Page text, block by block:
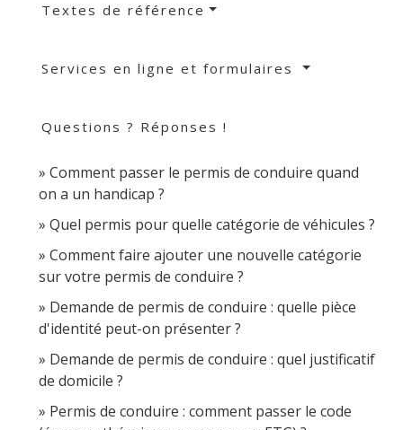
Textes de référence
Services en ligne et formulaires
Questions ? Réponses !
Comment passer le permis de conduire quand
on a un handicap ?
Quel permis pour quelle catégorie de véhicules ?
Comment faire ajouter une nouvelle catégorie
sur votre permis de conduire ?
Demande de permis de conduire : quelle pièce
d'identité peut-on présenter ?
Demande de permis de conduire : quel justificatif
de domicile ?
Permis de conduire : comment passer le code